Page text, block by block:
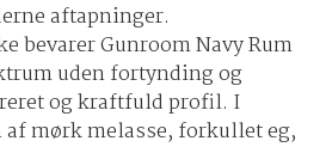
aftapninger.
bevarer Gunroom Navy Rum
uden fortynding og
og kraftfuld profil. I
mørk melasse, forkullet eg,